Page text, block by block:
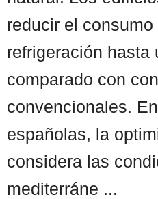
reducir el
refrigeración hasta
comparado con
convencionales.
españolas, la
considera las
mediterráne ...